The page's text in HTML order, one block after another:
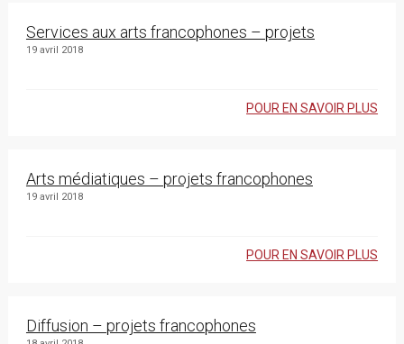
Services aux arts francophones – projets
19 avril 2018
POUR EN SAVOIR PLUS
Arts médiatiques – projets francophones
19 avril 2018
POUR EN SAVOIR PLUS
Diffusion – projets francophones